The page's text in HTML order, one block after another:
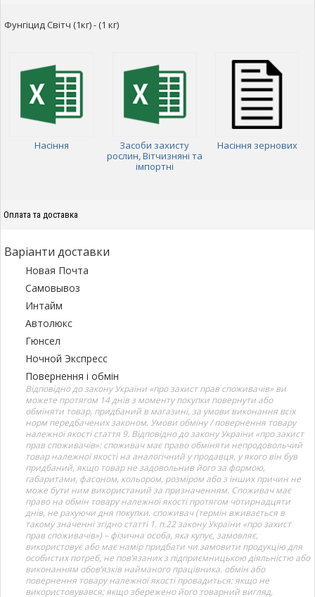
Фунгіцид Світч (1кг) - (1 кг)
Насіння
Засоби захисту
рослин, Вітчизняні та
імпортні
Насіння зернових
Оплата та доставка
Варіанти доставки
Новая Почта
Самовывоз
Интайм
Автолюкс
Гюнсел
Ночной Экспресс
Повернення і обмін
Відповідно до закону України «про захист прав споживачів» ви
можете протягом 14 днів з моменту покупки повернути або
обміняти товар, придбаний в магазині, за умови виконання всіх
норм передбачених законом. Умови обміну / повернення товару
належної якості стаття 9. Відповідно до закону України «про захист
прав споживачів»: споживач має право обміняти непродовольчий
товар належної якості на аналогічний у продавця, у якого він був
придбаний, якщо товар не задовольнив його за формою,
габаритами, фасоном, кольором, розміром або з інших причин не
може бути ним використаний за призначенням. Споживач має
право на обмін товару належної якості протягом чотирнадцяти
днів, не рахуючи дня покупки. споживач (термін вживається в
такому значенні згідно статті 1. п.22 закону України «про захист
прав споживачів») – фізична особа, яка купує, замовляє,
використовує або має намір придбати чи замовити продукцію для
особистих потреб, не пов’язаних з підприємницькою діяльністю або
виконанням обов’язків найманого працівника. обмін або
повернення товару належної якості провадиться: якщо не
використовувався; якщо збережено його товарний вигляд,